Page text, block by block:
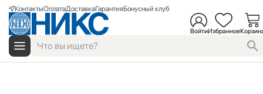
КонтактыОплатаДоставкаГарантияБонусный клуб
ВойтиИзбранное